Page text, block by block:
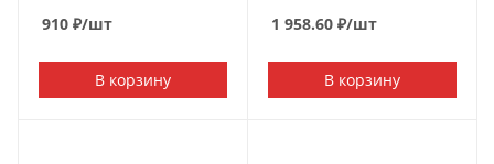
910 ₽/шт
В корзину
1 958.60 ₽/шт
В корзину